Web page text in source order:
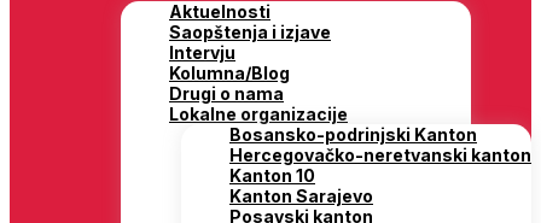
Aktuelnosti
Saopštenja i izjave
Intervju
Kolumna/Blog
Drugi o nama
Lokalne organizacije
Bosansko-podrinjski Kanton
Hercegovačko-neretvanski kanton
Kanton 10
Kanton Sarajevo
Posavski kanton